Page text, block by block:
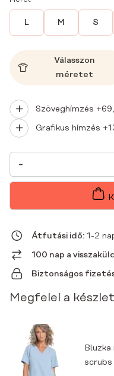
L M S
Válasszon
méretet
Szöveghímzés +
Grafikus hímzés +
-
NŐI
KLASSZIKUS
ORVOSI
KÖPENY
Átfutási idő: 1-2
100 nap a
Biztonságos
Megfelel a
scrubs